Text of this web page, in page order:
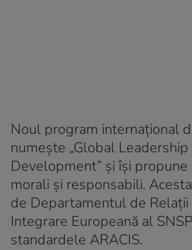
Noul program internațional
numește „Global
Development” și își
morali și responsabili.
de Departamentul de
Integrare Europeană al
standardele ARACIS.